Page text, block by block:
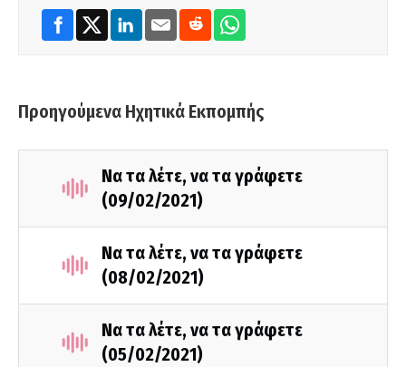
Προηγούμενα Ηχητικά Εκπομπής
Να τα λέτε, να τα γράφετε
(09/02/2021)
Να τα λέτε, να τα γράφετε
(08/02/2021)
Να τα λέτε, να τα γράφετε
(05/02/2021)